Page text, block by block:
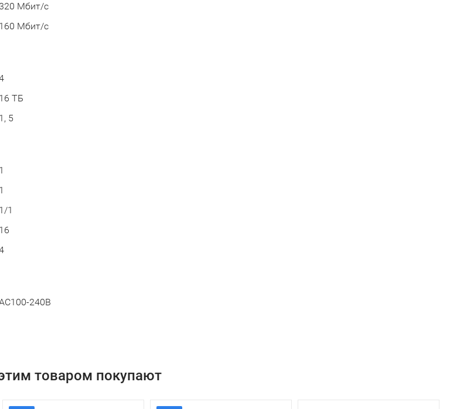
Мбит/с
160 Мбит/с
16 ТБ
1, 5
1
1
1/1
16
240B
товаром покупают